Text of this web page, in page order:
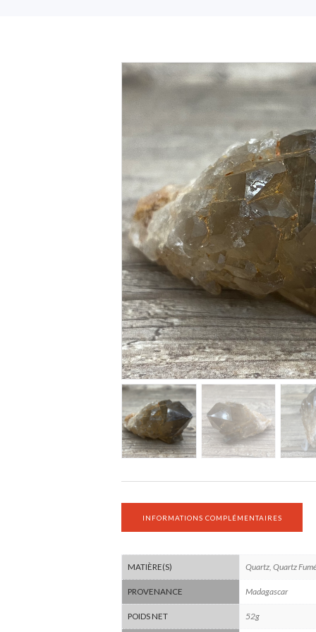
INFORMATIONS COMPLÉMENTAIRES
MATIÈRE(S) Quartz, Quartz
PROVENANCE Madagascar
POIDS NET 52g